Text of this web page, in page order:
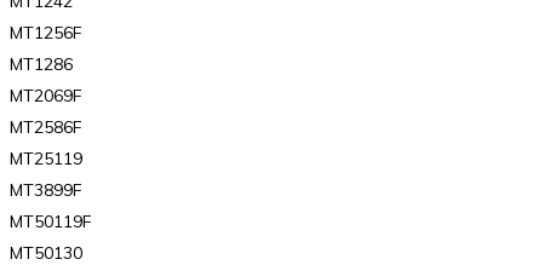
MT1256F
MT1286
MT2069F
MT2586F
MT25119
MT3899F
MT50119F
MT50130